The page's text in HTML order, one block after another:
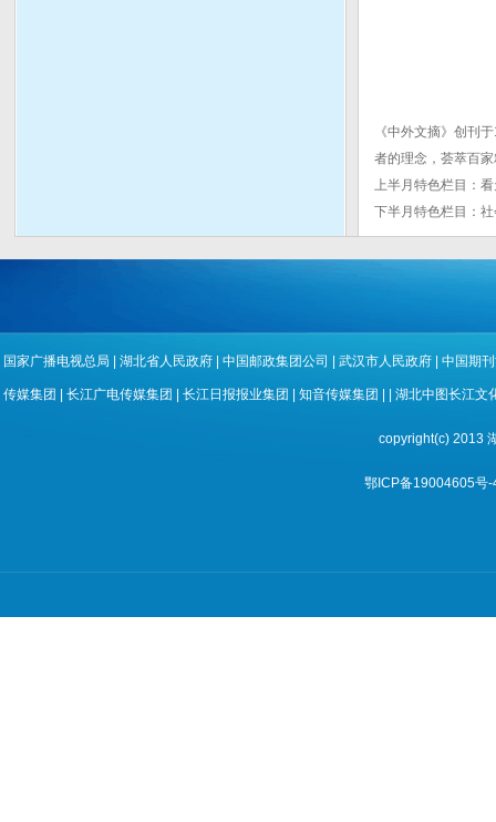
《中外文摘》创刊
者的理念，荟萃百
上半月特色栏目：
下半月特色栏目：
国家广播电视总局 湖北省人民政府| 中国邮政集团公司 武汉市人民政府| 中国期
传媒集团 长江广电传媒集团 长江日报报业集团 知音传媒集团 湖北中图长江文
copyright(c) 2013
鄂ICP备19004605号-